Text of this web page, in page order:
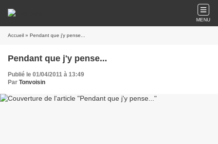
MENU
Accueil » Pendant que j'y pense...
Pendant que j'y pense...
Publié le 01/04/2011 à 13:49
Par Tonvoisin